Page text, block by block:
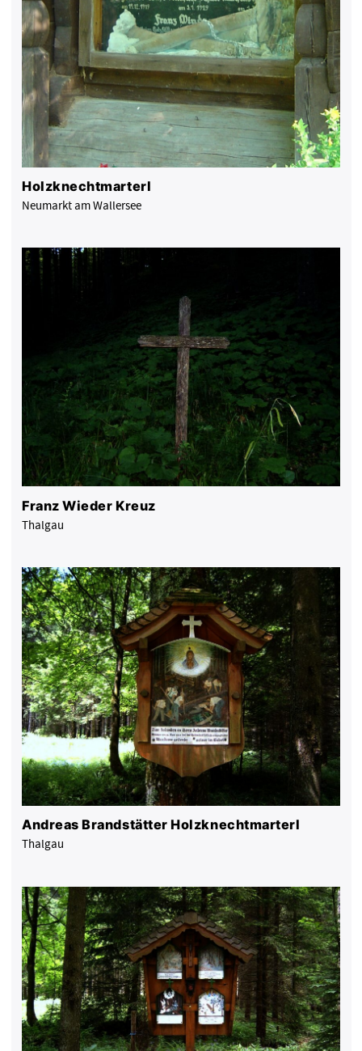
Holzknechtmarterl
Neumarkt am Wallersee
Franz Wieder Kreuz
Thalgau
Andreas Brandstätter Holzknechtmarterl
Thalgau